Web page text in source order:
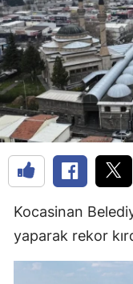
Kocasinan
yaparak rekor